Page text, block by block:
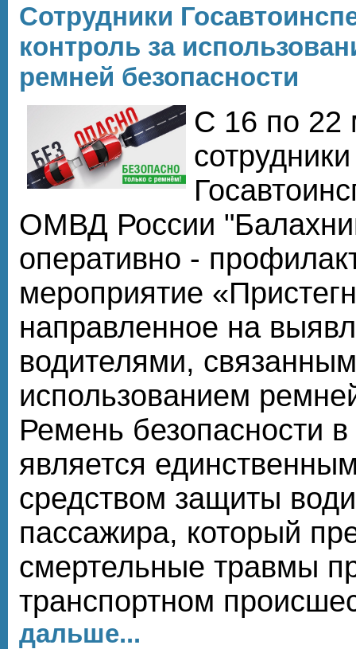
Сотрудники
контроль за
ремней безопасности
С 16 по 22
сотрудники
ОМВД России
оперативно -
мероприятие
направленное на
водителями,
использованием
Ремень безопасности
является
средством защиты
пассажира, который
смертельные травмы
транспортном
дальше...